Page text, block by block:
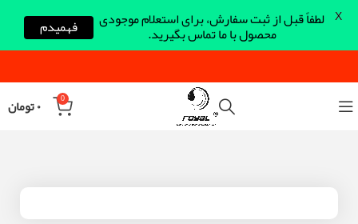
0 ۰تومان
لطفاً قبل از ثبت سفارش، برای استعلام موجودی
محصول با ما تماس بگیرید. فهمیدم X